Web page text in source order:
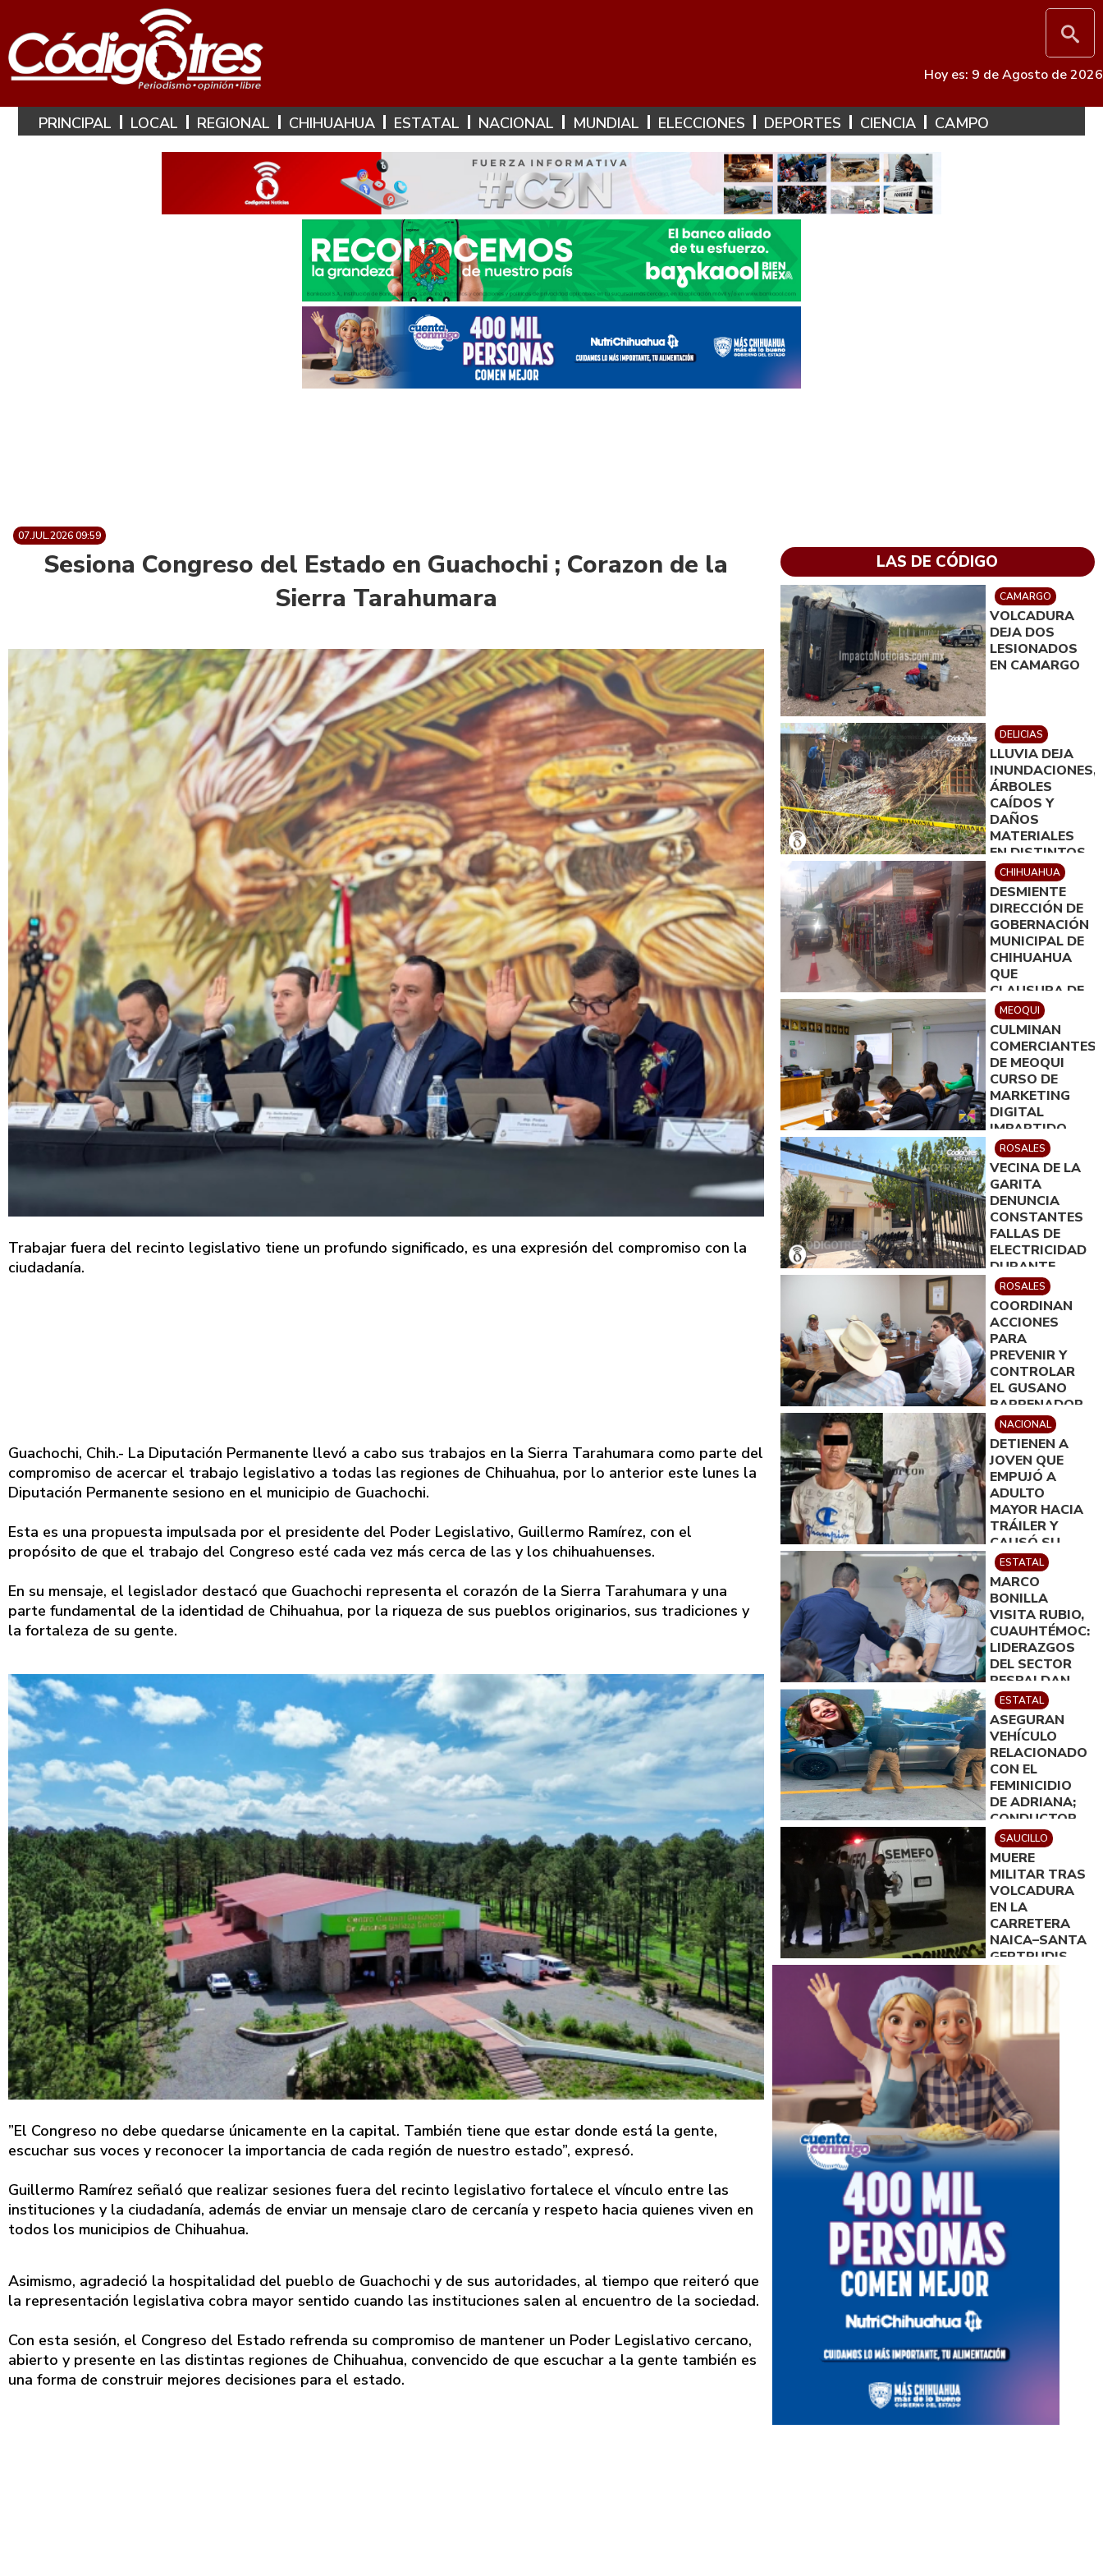
Hoy es: 9 de Agosto de 2026
PRINCIPAL LOCAL REGIONAL CHIHUAHUA ESTATAL NACIONAL MUNDIAL ELECCIONES DEPORTES CIENCIA CAMPO
07.JUL.2026 09:59
Sesiona Congreso del Estado en Guachochi ; Corazon de la
Sierra Tarahumara
Trabajar fuera del recinto legislativo tiene un profundo significado, es una expresión del compromiso con la
ciudadanía.
Guachochi, Chih.- La Diputación Permanente llevó a cabo sus trabajos en la Sierra Tarahumara como parte del
compromiso de acercar el trabajo legislativo a todas las regiones de Chihuahua, por lo anterior este lunes la
Diputación Permanente sesiono en el municipio de Guachochi.
Esta es una propuesta impulsada por el presidente del Poder Legislativo, Guillermo Ramírez, con el
propósito de que el trabajo del Congreso esté cada vez más cerca de las y los chihuahuenses.
En su mensaje, el legislador destacó que Guachochi representa el corazón de la Sierra Tarahumara y una
parte fundamental de la identidad de Chihuahua, por la riqueza de sus pueblos originarios, sus tradiciones y
la fortaleza de su gente.
”El Congreso no debe quedarse únicamente en la capital. También tiene que estar donde está la gente,
escuchar sus voces y reconocer la importancia de cada región de nuestro estado”, expresó.
Guillermo Ramírez señaló que realizar sesiones fuera del recinto legislativo fortalece el vínculo entre las
instituciones y la ciudadanía, además de enviar un mensaje claro de cercanía y respeto hacia quienes viven en
todos los municipios de Chihuahua.
Asimismo, agradeció la hospitalidad del pueblo de Guachochi y de sus autoridades, al tiempo que reiteró que
la representación legislativa cobra mayor sentido cuando las instituciones salen al encuentro de la sociedad.
Con esta sesión, el Congreso del Estado refrenda su compromiso de mantener un Poder Legislativo cercano,
abierto y presente en las distintas regiones de Chihuahua, convencido de que escuchar a la gente también es
una forma de construir mejores decisiones para el estado.
LAS DE CÓDIGO
CAMARGO
VOLCADURA
DEJA DOS
LESIONADOS
EN CAMARGO
DELICIAS
LLUVIA DEJA
INUNDACIONES,
ÁRBOLES
CAÍDOS Y
DAÑOS
MATERIALES
EN DISTINTOS
PUNTOS DE
DELICIAS
CHIHUAHUA
DESMIENTE
DIRECCIÓN DE
GOBERNACIÓN
MUNICIPAL DE
CHIHUAHUA
QUE
CLAUSURA DE
RESPONDIERA
A MOTIVOS
POLÍTICOS
MEOQUI
CULMINAN
COMERCIANTES
DE MEOQUI
CURSO DE
MARKETING
DIGITAL
IMPARTIDO
POR ICATECH
ROSALES
VECINA DE LA
GARITA
DENUNCIA
CONSTANTES
FALLAS DE
ELECTRICIDAD
DURANTE
VELACIÓN
ROSALES
COORDINAN
ACCIONES
PARA
PREVENIR Y
CONTROLAR
EL GUSANO
BARRENADOR
EN ROSALES
NACIONAL
DETIENEN A
JOVEN QUE
EMPUJÓ A
ADULTO
MAYOR HACIA
TRÁILER Y
CAUSÓ SU
MUERTE EN
MONTERREY
ESTATAL
MARCO
BONILLA
VISITA RUBIO,
CUAUHTÉMOC:
LIDERAZGOS
DEL SECTOR
RESPALDAN
SU TRABAJO
EN
CHIHUAHUA
ESTATAL
ASEGURAN
VEHÍCULO
RELACIONADO
CON EL
FEMINICIDIO
DE ADRIANA;
CONDUCTOR
FUE PUESTO A
DISPOSICIÓN
DE LA
FISCALÍA
SAUCILLO
MUERE
MILITAR TRAS
VOLCADURA
EN LA
CARRETERA
NAICA–SANTA
GERTRUDIS